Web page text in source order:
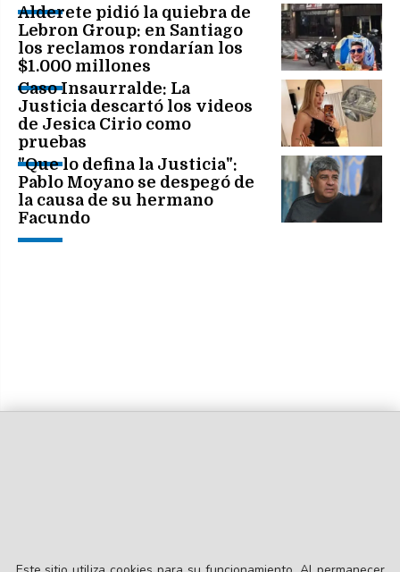
Alderete pidió la quiebra de
Lebron Group: en Santiago
los reclamos rondarían los
$1.000 millones
Caso Insaurralde: La
Justicia descartó los videos
de Jesica Cirio como
pruebas
"Que lo defina la Justicia":
Pablo Moyano se despegó de
la causa de su hermano
Facundo